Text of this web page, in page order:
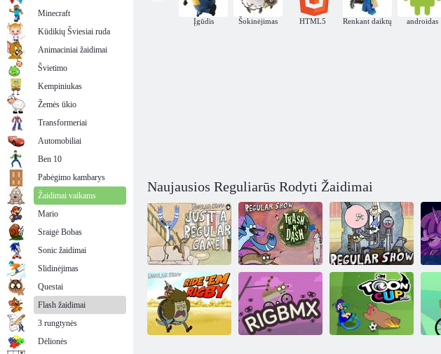
Įgūdis Šokinėjimas HTML5 Renkant daiktų androidas
Naujausios Reguliarūs Rodyti Žaidimai
Reguliarus laida
Just A Regular
Game
Įprastas šou
„Trash and
Dash“.
Įprastas Rodyti
paslėptą objektą
Minecraft
Kūdikių Šviesiai ruda
Animaciniai žaidimai
Švietimo
Kempiniukas
Žemės ūkio
Transformeriai
Automobiliai
Ben 10
Pabėgimo kambarys
Žaidimai vaikams
Mario
Sraigė Bobas
Sonic žaidimai
Slidinėjimas
Questai
Flash žaidimai
3 rungtynės
Dėlionės